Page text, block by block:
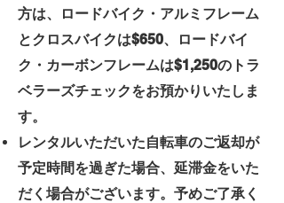
方は、ロードバイク・アルミフレーム
とクロスバイクは$650、ロードバイ
ク・カーボンフレームは$1,250のトラ
ベラーズチェックをお預かりいたしま
す。
レンタルいただいた自転車のご返却が
予定時間を過ぎた場合、延滞金をいた
だく場合がございます。予めご了承く